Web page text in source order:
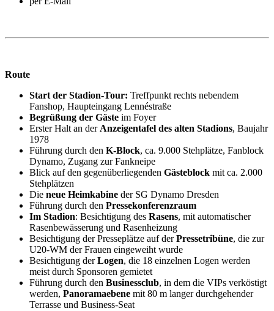
Route
Start der Stadion-Tour: Treffpunkt rechts nebendem
Fanshop, Haupteingang Lennéstraße
Begrüßung der Gäste im Foyer
Erster Halt an derAnzeigentafel des alten Stadions, Baujahr
1978
Führung durch den K-Block, ca. 9.000 Stehplätze, Fanblock
Dynamo, Zugang zur Fankneipe
Blick auf den gegenüberliegenden Gästeblock mit ca. 2.000
Stehplätzen
Die neue Heimkabine der SG Dynamo Dresden
Führung durch den Pressekonferenzraum
Im Stadion: Besichtigung des Rasens, mit automatischer
Rasenbewässerung und Rasenheizung
Besichtigung der Presseplätze auf derPressetribüne, die zur
U20-WM der Frauen eingeweiht wurde
Besichtigung derLogen, die 18 einzelnen Logen werden
meist durch Sponsoren gemietet
Führung durch den Businessclub, in dem die VIPs verköstigt
werden, Panoramaebene mit 80 m langer durchgehender
Terrasse und Business-Seat